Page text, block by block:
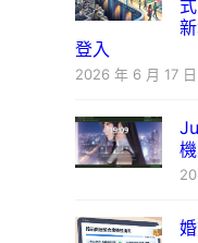
登入
2026 年 6 月 17 日